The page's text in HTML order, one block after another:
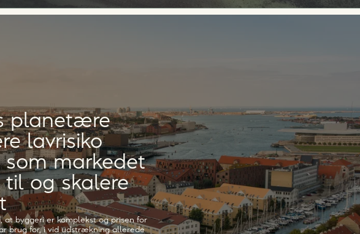
planetære
lavrisiko
markedet
og skalere
at byggeri er komplekst og prisen for
brug for, i vid udstrækning allerede